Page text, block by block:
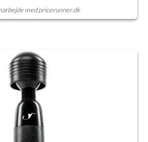
med pricerunner.dk